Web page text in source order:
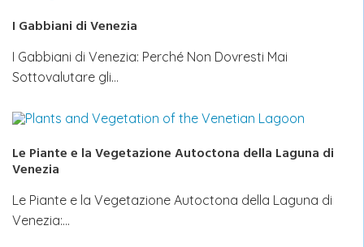
I Gabbiani di Venezia
I Gabbiani di Venezia: Perché Non Dovresti Mai
Sottovalutare gli…
Le Piante e la Vegetazione Autoctona della Laguna di
Venezia
Le Piante e la Vegetazione Autoctona della Laguna di
Venezia:…